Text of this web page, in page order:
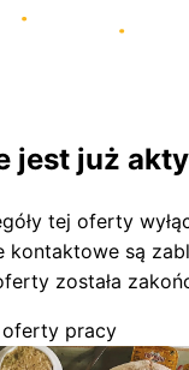
jest już
tej oferty
kontaktowe są
została
oferty pracy